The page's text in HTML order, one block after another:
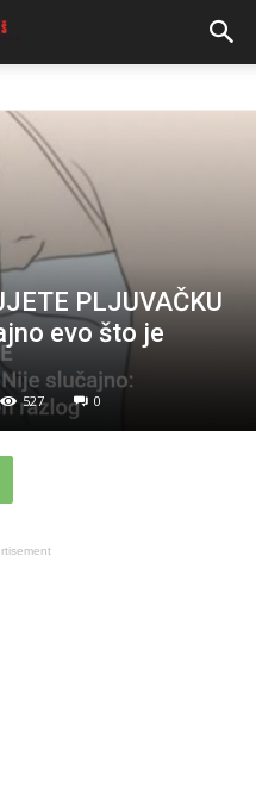
PLJUVAČKU
evo što je
527 0